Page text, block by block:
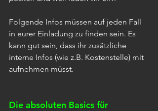
Folgende Infos müssen auf jeden Fall
in eurer Einladung zu finden sein. Es
kann gut sein, dass ihr zusätzliche
interne Infos (wie z.B. Kostenstelle) mit
aufnehmen müsst.
Die absoluten Basics für